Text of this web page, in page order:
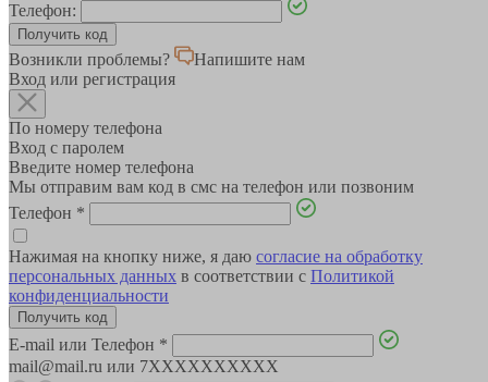
Телефон:
Возникли проблемы?
Напишите нам
Вход или регистрация
По номеру телефона
Вход с паролем
Введите номер телефона
Мы отправим вам код в смс на телефон или позвоним
Телефон *
Нажимая на кнопку ниже, я даю согласие на обработку
персональных данных в соответствии с Политикой
конфиденциальности
E-mail или Телефон *
mail@mail.ru или 7XXXXXXXXXX